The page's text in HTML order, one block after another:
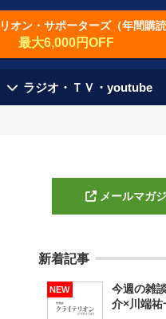
オン・サポーターズ（年間購読
最大6,000円OFF
ラジオ・ＴＶ・youtube
メールマガ
新着記事
NEW
今週の雑
介×川端祐